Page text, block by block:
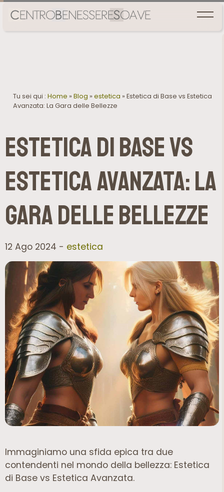
Tu sei qui : Home »Blog »estetica »Estetica di Base vs Estetica
Avanzata: La Gara delle Bellezze
Estetica di Base vs
Estetica Avanzata: La
Gara delle Bellezze
12 Ago 2024 - estetica
Immaginiamo una sfida epica tra due
contendenti nel mondo della bellezza: Estetica
di Base vs Estetica Avanzata.